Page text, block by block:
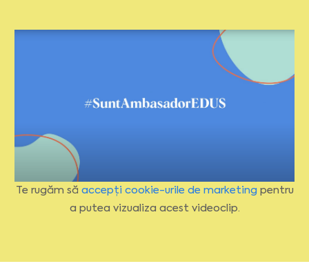
Te rugăm să accepți cookie-urile de marketing pentru
a putea vizualiza acest videoclip.